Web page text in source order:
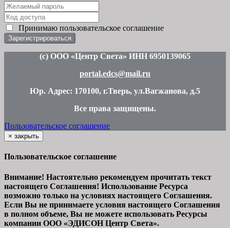
Принимаю пользовательское соглашение
(c) ООО «Центр Света» ИНН 6950139065
portal.edcs@mail.ru
Юр. Адрес: 170100, г.Тверь, ул.Вагжанова, д.5
Все права защищены.
Пользовательское соглашение
× закрыть
Пользовательское соглашение
Внимание! Настоятельно рекомендуем прочитать текст
настоящего Соглашения! Использование Ресурса
возможно только на условиях настоящего Соглашения.
Если Вы не принимаете условия настоящего Соглашения
в полном объеме, Вы не можете использовать Ресурсы
компании ООО «ЭДИСОН Центр Света».